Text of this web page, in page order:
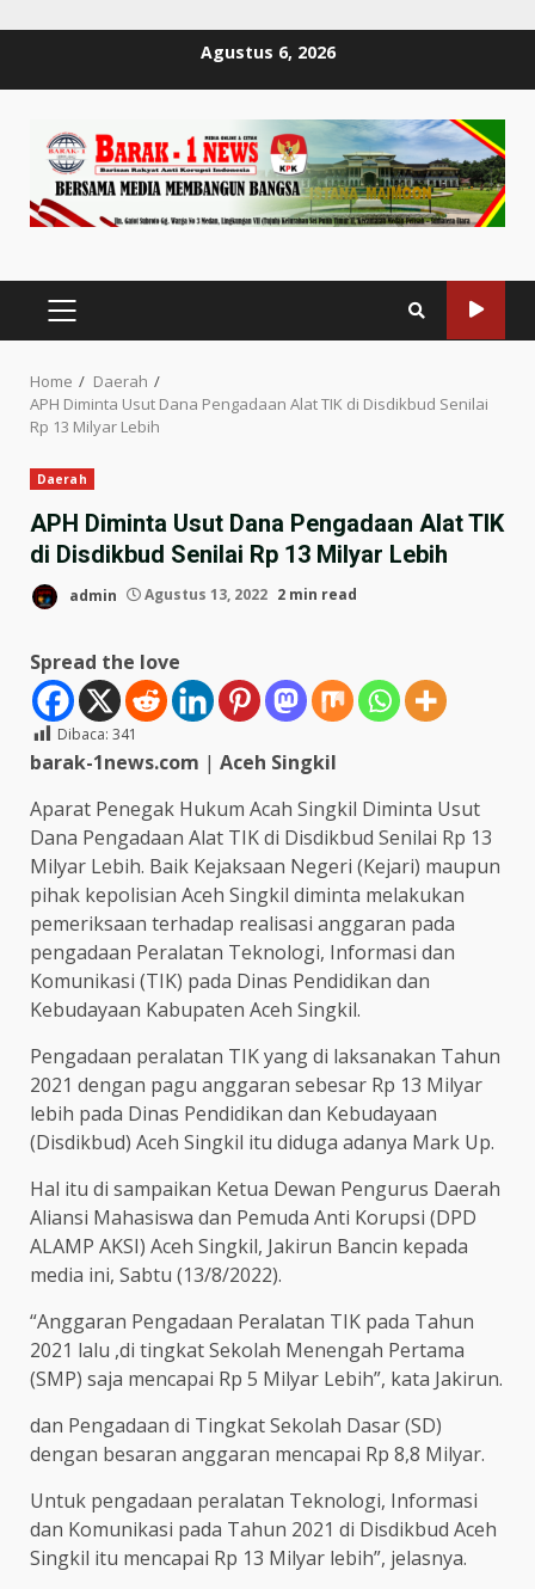
Agustus 6, 2026
PRIMARY
MENU
Home
Daerah
APH Diminta Usut Dana Pengadaan Alat TIK di Disdikbud Senilai
Rp 13 Milyar Lebih
Daerah
APH Diminta Usut Dana Pengadaan Alat TIK
di Disdikbud Senilai Rp 13 Milyar Lebih
admin Agustus 13, 2022 2 min read
Spread the love
Dibaca: 341
barak-1news.com | Aceh Singkil
Aparat Penegak Hukum Acah Singkil Diminta Usut
Dana Pengadaan Alat TIK di Disdikbud Senilai Rp 13
Milyar Lebih. Baik Kejaksaan Negeri (Kejari) maupun
pihak kepolisian Aceh Singkil diminta melakukan
pemeriksaan terhadap realisasi anggaran pada
pengadaan Peralatan Teknologi, Informasi dan
Komunikasi (TIK) pada Dinas Pendidikan dan
Kebudayaan Kabupaten Aceh Singkil.
Pengadaan peralatan TIK yang di laksanakan Tahun
2021 dengan pagu anggaran sebesar Rp 13 Milyar
lebih pada Dinas Pendidikan dan Kebudayaan
(Disdikbud) Aceh Singkil itu diduga adanya Mark Up.
Hal itu di sampaikan Ketua Dewan Pengurus Daerah
Aliansi Mahasiswa dan Pemuda Anti Korupsi (DPD
ALAMP AKSI) Aceh Singkil, Jakirun Bancin kepada
media ini, Sabtu (13/8/2022).
“Anggaran Pengadaan Peralatan TIK pada Tahun
2021 lalu ,di tingkat Sekolah Menengah Pertama
(SMP) saja mencapai Rp 5 Milyar Lebih”, kata Jakirun.
dan Pengadaan di Tingkat Sekolah Dasar (SD)
dengan besaran anggaran mencapai Rp 8,8 Milyar.
Untuk pengadaan peralatan Teknologi, Informasi
dan Komunikasi pada Tahun 2021 di Disdikbud Aceh
Singkil itu mencapai Rp 13 Milyar lebih”, jelasnya.